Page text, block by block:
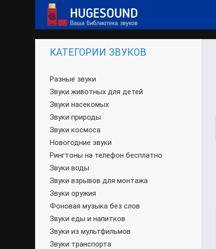
КАТЕГОРИИ ЗВУКОВ
Разные звуки
Звуки животных для детей
Звуки насекомых
Звуки природы
Звуки космоса
Новогодние звуки
Рингтоны на телефон бесплатно
Звуки воды
Звуки взрывов для монтажа
Звуки оружия
Фоновая музыка без слов
Звуки еды и напитков
Звуки из мультфильмов
Звуки транспорта